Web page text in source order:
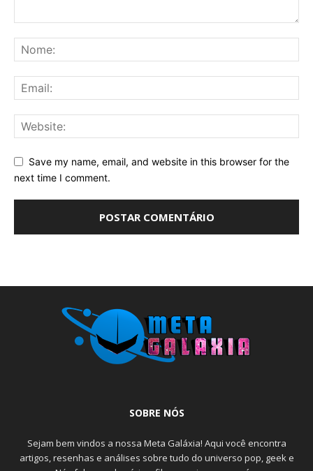
Save my name, email, and website in this browser for the
next time I comment.
SOBRE NÓS
Sejam bem vindos a nossa Meta Galáxia! Aqui você encontra
artigos, resenhas e análises sobre tudo do universo pop, geek e